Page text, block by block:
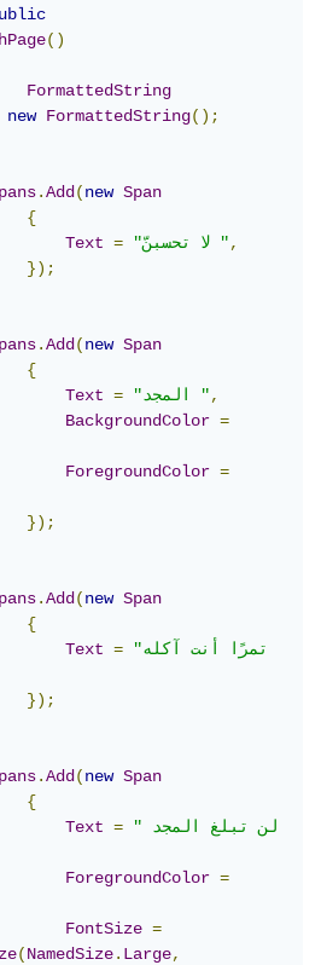
()
FormattedString
new FormattedString();
.Add (new Span
{
Text = "لا تحسبنّ ",
});
.Add (new Span
{
Text = "المجد ",
BackgroundColor =
ForegroundColor =
});
.Add (new Span
{
Text =
"تمرًا أنت آكله
});
.Add (new Span
{
Text =
"لن تبلغ المجد
ForegroundColor =
FontSize =
(NamedSize. Large,